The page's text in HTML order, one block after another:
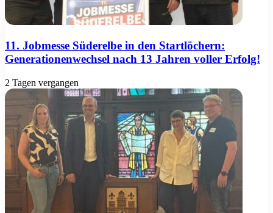
11. Jobmesse Süderelbe in den Startlöchern:
Generationenwechsel nach 13 Jahren voller Erfolg!
2 Tagen vergangen